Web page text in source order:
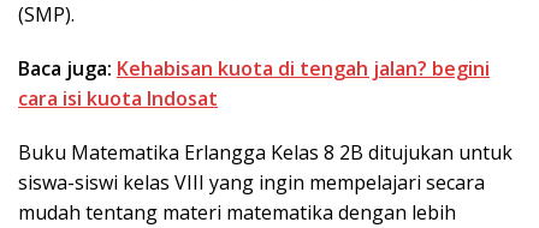
(SMP).
Baca juga: Kehabisan kuota di tengah jalan? begini
cara isi kuota Indosat
Buku Matematika Erlangga Kelas 8 2B ditujukan untuk
siswa-siswi kelas VIII yang ingin mempelajari secara
mudah tentang materi matematika dengan lebih